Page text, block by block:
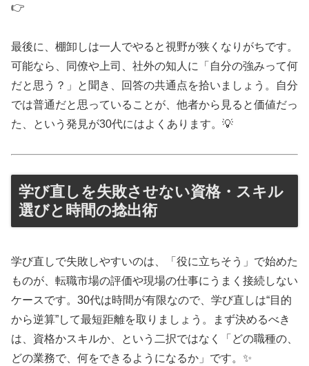
👉
最後に、棚卸しは一人でやると視野が狭くなりがちです。
可能なら、同僚や上司、社外の知人に「自分の強みって何
だと思う？」と聞き、回答の共通点を拾いましょう。自分
では普通だと思っていることが、他者から見ると価値だっ
た、という発見が30代にはよくあります。💡
学び直しを失敗させない資格・スキル
選びと時間の捻出術
学び直しで失敗しやすいのは、「役に立ちそう」で始めた
ものが、転職市場の評価や現場の仕事にうまく接続しない
ケースです。30代は時間が有限なので、学び直しは“目的
から逆算”して最短距離を取りましょう。まず決めるべき
は、資格かスキルか、という二択ではなく「どの職種の、
どの業務で、何をできるようになるか」です。✨